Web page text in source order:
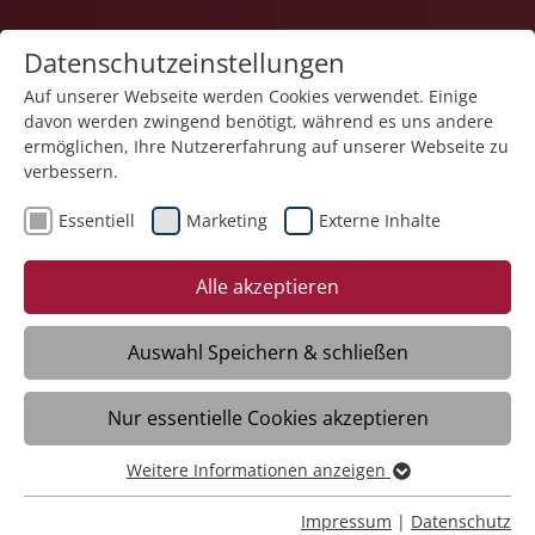
16.06.2025
Qualität der Akademie
Schloss Liebenau bestätigt
Meckenbeuren/Liebenau - Die Akademie
Schloss Liebenau wurde erneut durch das
Netzwerk der Fort- und
Weiterbildungsanbieter in der Caritas, in
dem sie Mitglied ist, zertifiziert.
Datenschutzeinstellungen
Auf unserer Webseite werden Cookies verwendet. Einige
davon werden zwingend benötigt, während es uns andere
ermöglichen, Ihre Nutzererfahrung auf unserer Webseite zu
verbessern.
Essentiell Marketing Externe Inhalte
Alle akzeptieren
Auswahl Speichern & schließen
Nur essentielle Cookies akzeptieren
Essentiell
Essentielle Cookies werden für grundlegende Funktionen
Weitere Informationen anzeigen
Impressum | Datenschutz